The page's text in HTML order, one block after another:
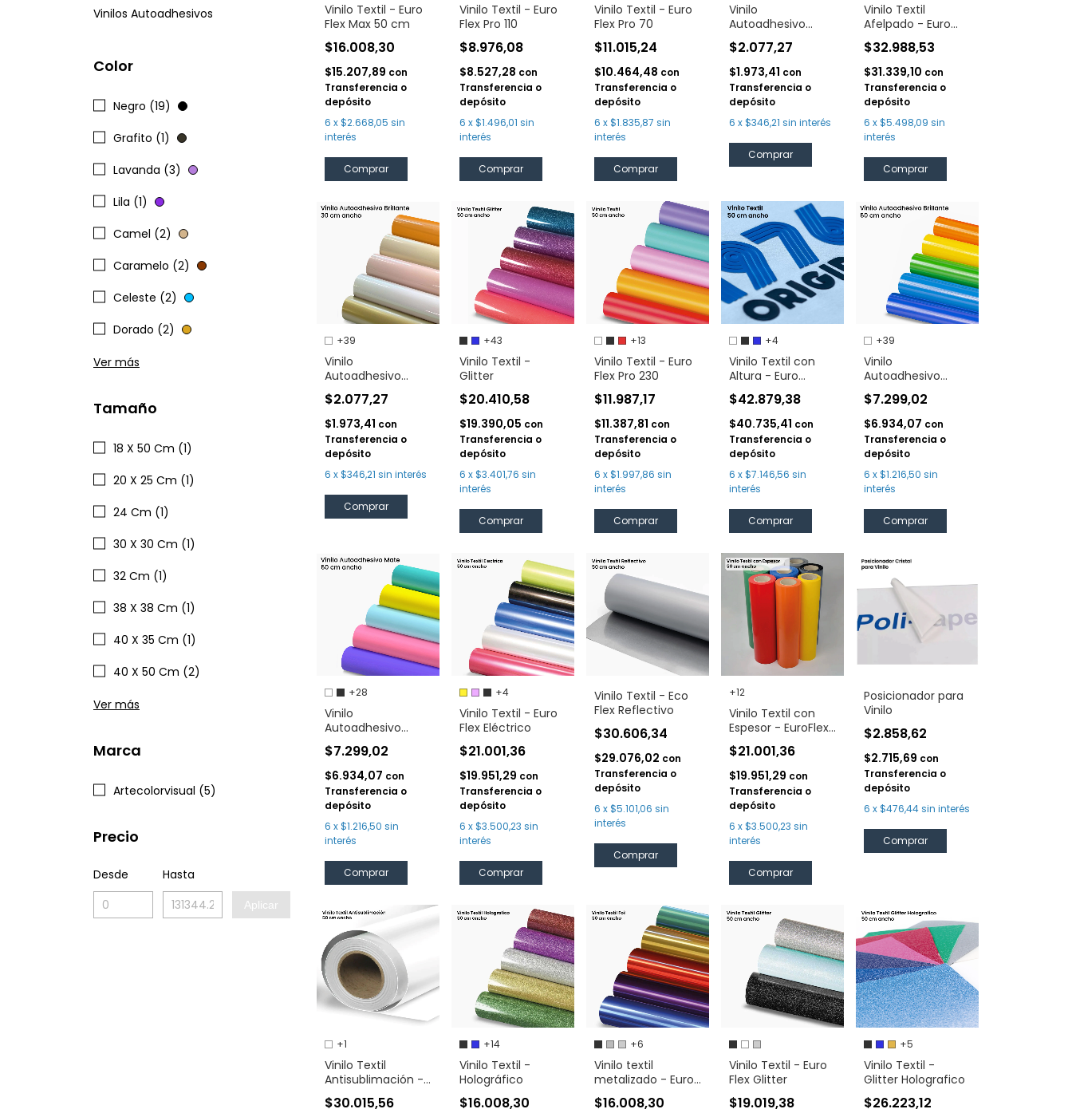
Vinilos Autoadhesivos
Color
Negro (19)
Grafito (1)
Lavanda (3)
Lila (1)
Camel (2)
Caramelo (2)
Celeste (2)
Dorado (2)
Ver más
Tamaño
18 X 50 Cm (1)
20 X 25 Cm (1)
24 Cm (1)
30 X 30 Cm (1)
32 Cm (1)
38 X 38 Cm (1)
40 X 35 Cm (1)
40 X 50 Cm (2)
Ver más
Marca
Artecolorvisual (5)
Precio
Desde Hasta
Aplicar
Vinilo Textil - Euro
Flex Max 50 cm
$16.008,30
$15.207,89 con
Transferencia o
depósito
6 x$2.668,05 sin
interés
Comprar
Vinilo Textil - Euro
Flex Pro 110
$8.976,08
$8.527,28 con
Transferencia o
depósito
6 x$1.496,01 sin
interés
Comprar
Vinilo Textil - Euro
Flex Pro 70
$11.015,24
$10.464,48 con
Transferencia o
depósito
6 x$1.835,87 sin
interés
Comprar
Vinilo
Autoadhesivo
Metamark Mate 30
cm
$2.077,27
$1.973,41 con
Transferencia o
depósito
6 x$346,21 sin interés
Comprar
Vinilo Textil
Afelpado - Euro
Flock
$32.988,53
$31.339,10 con
Transferencia o
depósito
6 x$5.498,09 sin
interés
Comprar
+39
Vinilo
Autoadhesivo
Metamark Brillante
30 cm
$2.077,27
$1.973,41 con
Transferencia o
depósito
6 x$346,21 sin interés
Comprar
+43
Vinilo Textil -
Glitter
$20.410,58
$19.390,05 con
Transferencia o
depósito
6 x$3.401,76 sin
interés
Comprar
+13
Vinilo Textil - Euro
Flex Pro 230
$11.987,17
$11.387,81 con
Transferencia o
depósito
6 x$1.997,86 sin
interés
Comprar
+4
Vinilo Textil con
Altura - Euro
Silicon 3D
$42.879,38
$40.735,41 con
Transferencia o
depósito
6 x$7.146,56 sin
interés
Comprar
+39
Vinilo
Autoadhesivo
Metamark Brillante
60 cm
$7.299,02
$6.934,07 con
Transferencia o
depósito
6 x$1.216,50 sin
interés
Comprar
+28
Vinilo
Autoadhesivo
Metamark Mate 60
cm
$7.299,02
$6.934,07 con
Transferencia o
depósito
6 x$1.216,50 sin
interés
Comprar
+4
Vinilo Textil - Euro
Flex Eléctrico
$21.001,36
$19.951,29 con
Transferencia o
depósito
6 x$3.500,23 sin
interés
Comprar
Vinilo Textil - Eco
Flex Reflectivo
$30.606,34
$29.076,02 con
Transferencia o
depósito
6 x$5.101,06 sin
interés
+12
Vinilo Textil con
Espesor - EuroFlex
Gel
$21.001,36
$19.951,29 con
Transferencia o
depósito
6 x$3.500,23 sin
interés
Comprar
Posicionador para
Vinilo
$2.858,62
$2.715,69 con
Transferencia o
depósito
6 x$476,44sin interés
Comprar
+1
Vinilo Textil
Antisublimación -
Euro Flex Sublistop
$30.015,56
+14
Vinilo Textil -
Holográfico
$16.008,30
+6
Vinilo textil
metalizado - Euro
Elastic Foil
$16.008,30
Vinilo Textil - Euro
Flex Glitter
$19.019,38
+5
Vinilo Textil -
Glitter Holografico
$26.223,12